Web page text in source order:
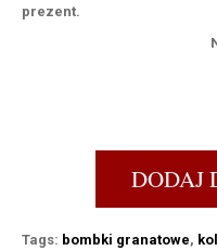
prezent.
DODAJ
Tags: bombki granatowe,